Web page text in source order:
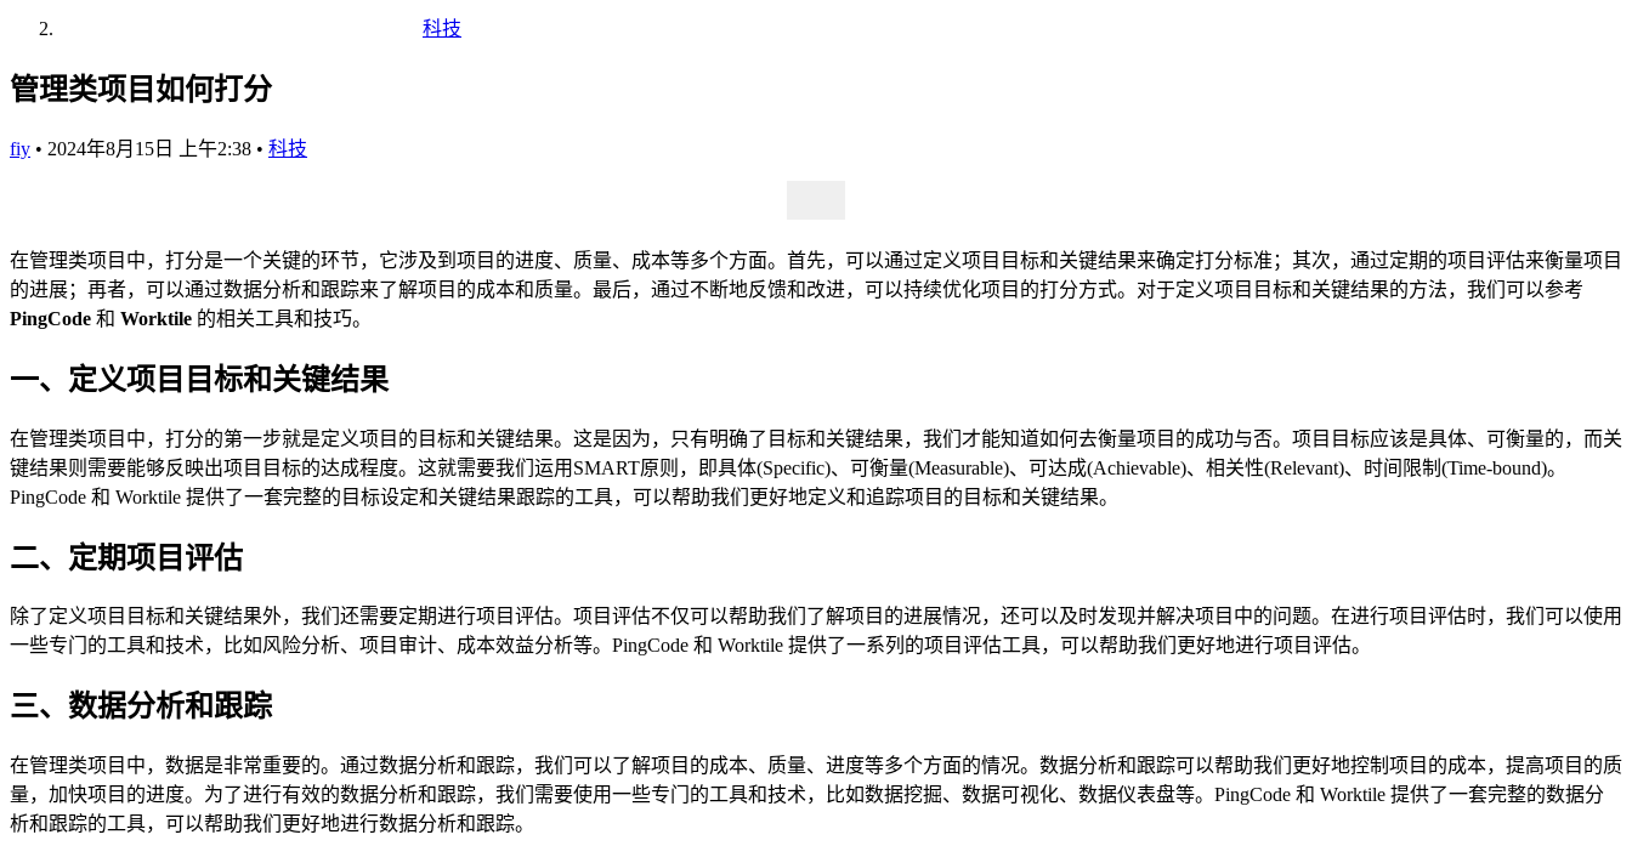
科技
管理类项目如何打分
fiy • 2024年8月15日 上午2:38 • 科技
在管理类项目中，打分是一个关键的环节，它涉及到项目的进度、质量、成本等多个方面。首先，可以通过定义项目目标和关键结果来确定打分标准；其次，通过定期的项目评估来衡量项目
的进展；再者，可以通过数据分析和跟踪来了解项目的成本和质量。最后，通过不断地反馈和改进，可以持续优化项目的打分方式。对于定义项目目标和关键结果的方法，我们可以参考
PingCode 和 Worktile 的相关工具和技巧。
一、定义项目目标和关键结果
在管理类项目中，打分的第一步就是定义项目的目标和关键结果。这是因为，只有明确了目标和关键结果，我们才能知道如何去衡量项目的成功与否。项目目标应该是具体、可衡量的，而关
键结果则需要能够反映出项目目标的达成程度。这就需要我们运用SMART原则，即具体(Specific)、可衡量(Measurable)、可达成(Achievable)、相关性(Relevant)、时间限制(Time-bound)。
PingCode 和 Worktile 提供了一套完整的目标设定和关键结果跟踪的工具，可以帮助我们更好地定义和追踪项目的目标和关键结果。
二、定期项目评估
除了定义项目目标和关键结果外，我们还需要定期进行项目评估。项目评估不仅可以帮助我们了解项目的进展情况，还可以及时发现并解决项目中的问题。在进行项目评估时，我们可以使用
一些专门的工具和技术，比如风险分析、项目审计、成本效益分析等。PingCode 和 Worktile 提供了一系列的项目评估工具，可以帮助我们更好地进行项目评估。
三、数据分析和跟踪
在管理类项目中，数据是非常重要的。通过数据分析和跟踪，我们可以了解项目的成本、质量、进度等多个方面的情况。数据分析和跟踪可以帮助我们更好地控制项目的成本，提高项目的质
量，加快项目的进度。为了进行有效的数据分析和跟踪，我们需要使用一些专门的工具和技术，比如数据挖掘、数据可视化、数据仪表盘等。PingCode 和 Worktile 提供了一套完整的数据分
析和跟踪的工具，可以帮助我们更好地进行数据分析和跟踪。